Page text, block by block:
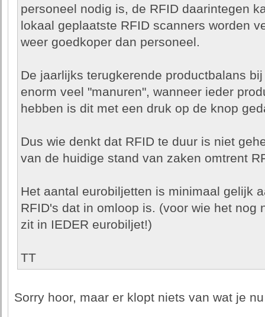
personeel nodig is, de RFID daarintegen
lokaal geplaatste RFID scanners worden
weer goedkoper dan personeel.
De jaarlijks terugkerende productbalans
enorm veel "manuren", wanneer ieder
hebben is dit met een druk op de knop
Dus wie denkt dat RFID te duur is niet
van de huidige stand van zaken omtrent
Het aantal eurobiljetten is minimaal gelijk
RFID's dat in omloop is. (voor wie het nog
zit in IEDER eurobiljet!)
TT
Sorry hoor, maar er klopt niets van wat je